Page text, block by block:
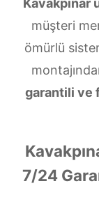
müşteri
ömürlü
garantili ve
7/24